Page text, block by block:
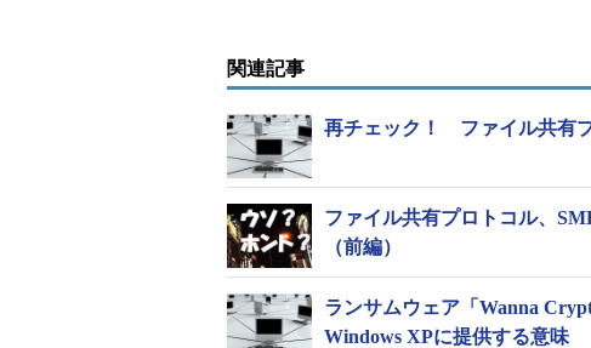
Marketplaceでは以下に示すWindows
Pack（SP）1以降）が利用可能です。各
は、以下の通りです。
Windows Serverイメージ
Windows Server 2008 R2 SP1（注1）
Windows Server 2012
SMB 1.0
Windows Server 2012 R2
Windows Server 2016（注2）
関連記事
再チェック！ ファイル共有
ファイル共有プロトコル、
（前編）
ランサムウェア「Wanna
Windows XPに提供する意味